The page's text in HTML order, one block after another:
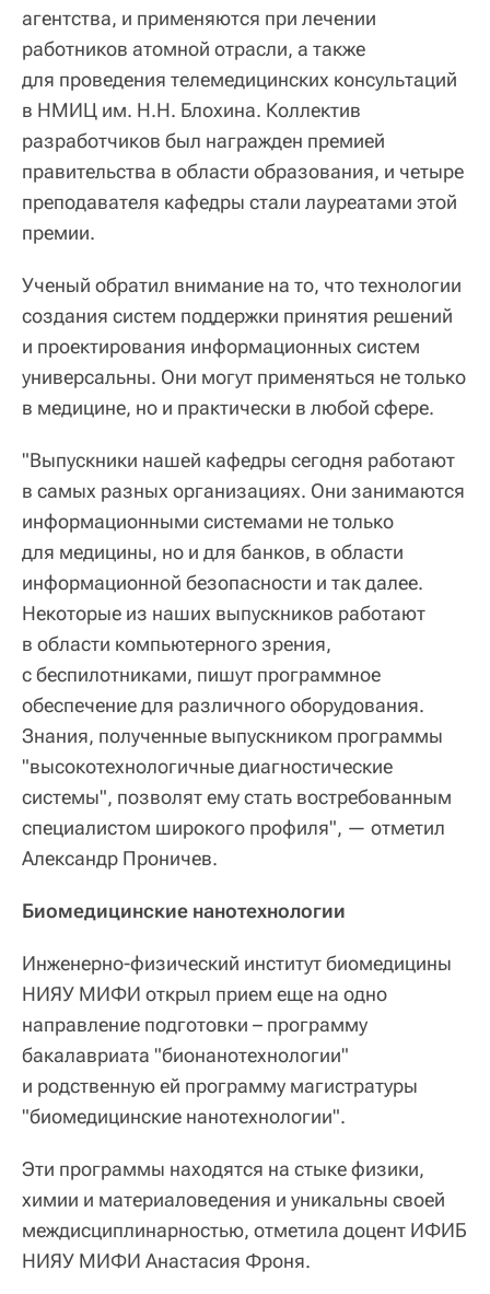
агентства, и применяются при лечении
работников атомной отрасли, а также
для проведения телемедицинских консультаций
в НМИЦ им. Н.Н. Блохина. Коллектив
разработчиков был награжден премией
правительства в области образования, и четыре
преподавателя кафедры стали лауреатами этой
премии.
Ученый обратил внимание на то, что технологии
создания систем поддержки принятия решений
и проектирования информационных систем
универсальны. Они могут применяться не только
в медицине, но и практически в любой сфере.
"Выпускники нашей кафедры сегодня работают
в самых разных организациях. Они занимаются
информационными системами не только
для медицины, но и для банков, в области
информационной безопасности и так далее.
Некоторые из наших выпускников работают
в области компьютерного зрения,
с беспилотниками, пишут программное
обеспечение для различного оборудования.
Знания, полученные выпускником программы
"высокотехнологичные диагностические
системы", позволят ему стать востребованным
специалистом широкого профиля", — отметил
Александр Проничев.
Биомедицинские нанотехнологии
Инженерно-физический институт биомедицины
НИЯУ МИФИ открыл прием еще на одно
направление подготовки – программу
бакалавриата "бионанотехнологии"
и родственную ей программу магистратуры
"биомедицинские нанотехнологии".
Эти программы находятся на стыке физики,
химии и материаловедения и уникальны своей
междисциплинарностью, отметила доцент ИФИБ
НИЯУ МИФИ Анастасия Фроня.